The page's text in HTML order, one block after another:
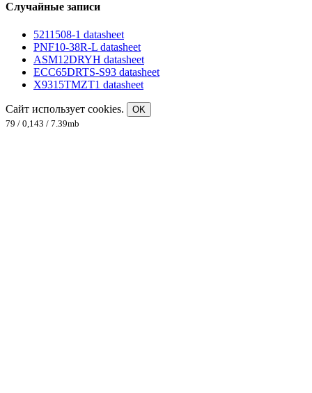
Случайные записи
5211508-1 datasheet
PNF10-38R-L datasheet
ASM12DRYH datasheet
ECC65DRTS-S93 datasheet
X9315TMZT1 datasheet
Сайт использует cookies.
OK
79 / 0,143 / 7.39mb